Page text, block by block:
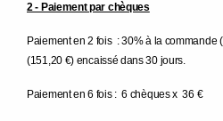
2 - Paiement par chèques
Paiement en 2 fois : 30% à la commande
(151,20 €) encaissé dans 30 jours.
Paiement en 6 fois : 6 chèques x 36 €